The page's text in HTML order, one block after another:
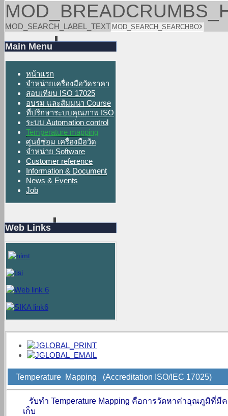
MOD_SEARCH_LABEL_TEXT
Main Menu
หน้าแรก
จำหน่ายเครื่องมือวัดราคา
สอบเทียบ ISO 17025
อบรม และสัมมนา Course
ที่ปรึกษาระบบคุณภาพ ISO
ระบบ Automation control
Temperature mapping
ศูนย์ซ่อม เครื่องมือวัด
จำหน่าย Software
Customer reference
Information & Document
News & Events
Job
Web Links
Temperature Mapping (Accreditation ISO/IEC 17025)
รับทำ Temperature Mapping คือการวัดหาค่าอุณภูมิที่มีค
เก็บ